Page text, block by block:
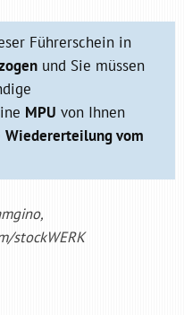
Führerschein in
und Sie müssen
MPU von Ihnen
Wiedererteilung vom
stockWERK